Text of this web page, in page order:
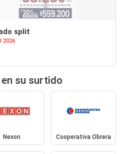
split
2026
su surtido
Nexon Cooperativa Obrera